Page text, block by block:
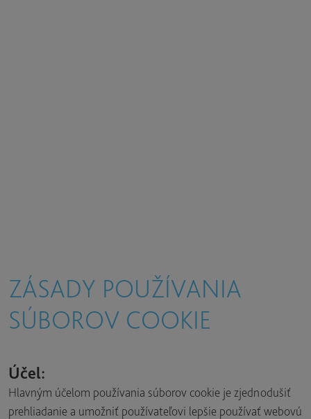
ZÁSADY POUŽÍVANIA
SÚBOROV COOKIE
Účel:
Hlavným účelom používania súborov cookie je zjednodušiť
prehliadanie a umožniť používateľovi lepšie používať webovú